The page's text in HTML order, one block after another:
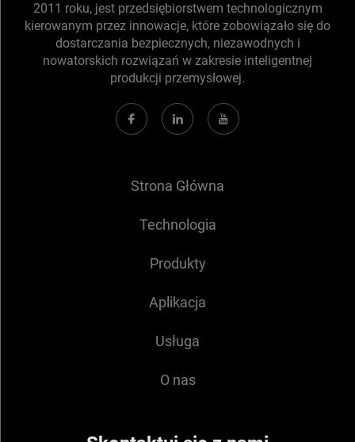
2011 roku, jest przedsiębiorstwem technologicznym
kierowanym przez innowacje, które zobowiązało się do
dostarczania bezpiecznych, niezawodnych i
nowatorskich rozwiązań w zakresie inteligentnej
produkcji przemysłowej.
Strona Główna
Technologia
Produkty
Aplikacja
Usługa
O nas